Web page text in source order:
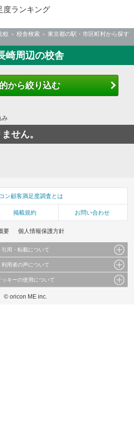
度ランキング
較 校舎検索
東京都の駅・市区町村から探す
崎周辺の校舎
から絞り込む
み
せん。
ン顧客満足度調査とは
掲載規約 お問い合わせ
要 個人情報保護方針
引用・転載について
字、写真、イラスト、画像データ等）及びこれらの配
断転載・複製などの二次利用を行うことは固く禁じて
利用者の声について
てサービスの利用者が提出された見解・感想です。
理解いただいた上でご覧ください。
ッキーの使用について
、ユーザーに合わせたコンテンツや広告の表示、ソー
© oricon ME inc.